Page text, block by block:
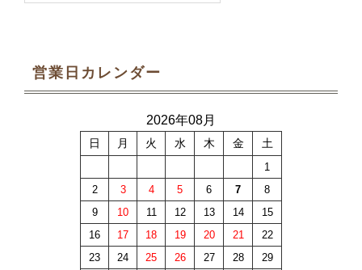
営業日カレンダー
2026年08月
日 月 火 水 木 金 土
1
2
3 4 5 6 7
8
9
10 11 12 13 14
15
16
17 18 19 20 21
22
23
24 25 26 27 28 29